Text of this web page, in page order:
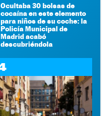
Ocultaba 30 bolsas de
cocaína en este elemento
para niños de su coche: la
Policía Municipal de
Madrid acabó
descubriéndola